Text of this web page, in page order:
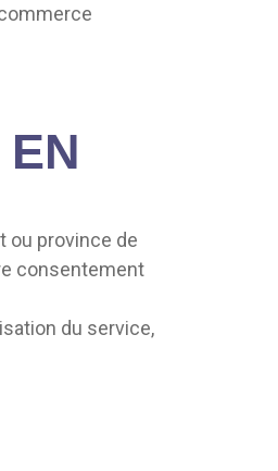
ou province de
consentement
du service,